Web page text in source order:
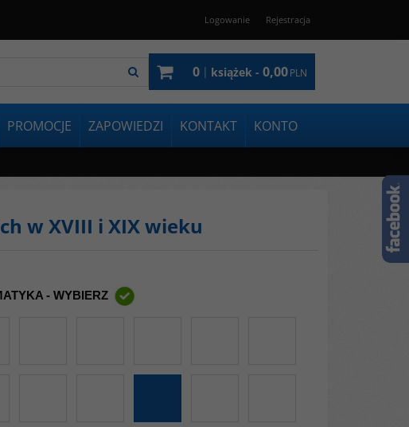
Logowanie Rejestracja
0 | książek - 0,00PLN
PROMOCJE ZAPOWIEDZI KONTAKT KONTO
w XVIII i XIX wieku
- WYBIERZ